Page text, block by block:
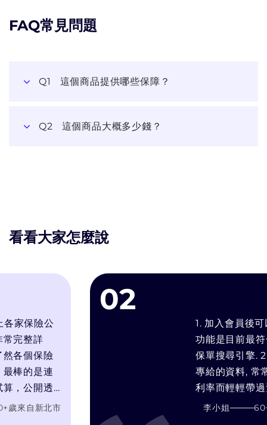
FAQ常見問題
Q1 這個商品提供哪些保障？
Q2 這個商品大概多少錢？
看看大家怎麼說
險公
詳
保險
是連
開透
求推
自新北市
02
1. 加入會員後可以
功能是目前最符合
保單搜尋引擎. 2. 過
專給的資料, 常常只
利率而輕輕帶過預
靠推銷技術和人情
李小姐 60+歲